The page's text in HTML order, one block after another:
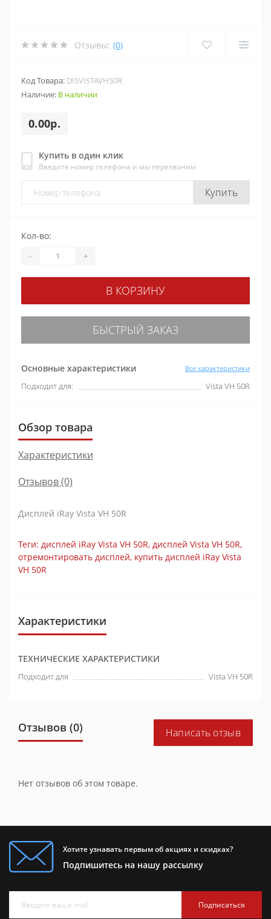
Отзывы: (0)
Код Товара: DISVISTAVH50R
Наличие: В наличии
0.00р.
Купить в один клик
Введите номер телефона и мы перезвоним
Купить
Основные характеристики Все характеристики
Подходит для: Vista VH 50R
Кол-во:
- +
В КОРЗИНУ
БЫСТРЫЙ ЗАКАЗ
Обзор товара
Характеристики
Отзывов (0)
Дисплей iRay Vista VH 50R
Теги: дисплей iRay Vista VH 50R, дисплей Vista VH 50R,
отремонтировать дисплей, купить дисплей iRay Vista
VH 50R
Характеристики
ТЕХНИЧЕСКИЕ ХАРАКТЕРИСТИКИ
Подходит для Vista VH 50R
Отзывов (0) Написать отзыв
Нет отзывов об этом товаре.
Хотите узнавать первым об акциях и скидках?
Подпишитесь на нашу рассылку
Подписаться